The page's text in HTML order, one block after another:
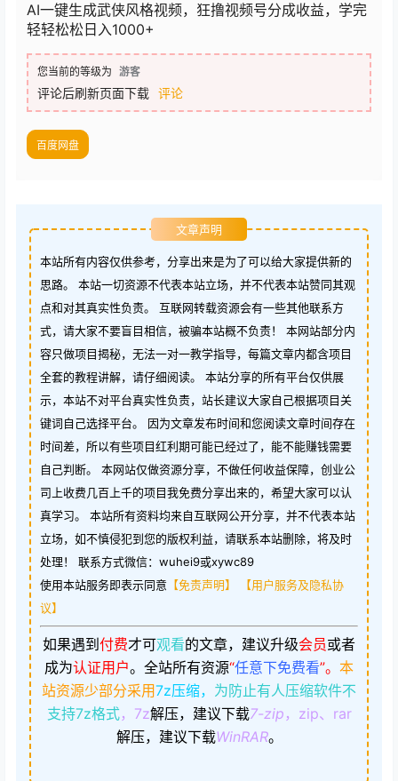
AI一键生成武侠风格视频，狂撸视频号分成收益，学完
轻轻松松日入1000+
您当前的等级为 游客
评论后刷新页面下载 评论
百度网盘
文章声明
本站所有内容仅供参考，分享出来是为了可以给大家提供新的
思路。 本站一切资源不代表本站立场，并不代表本站赞同其观
点和对其真实性负责。 互联网转载资源会有一些其他联系方
式，请大家不要盲目相信，被骗本站概不负责！ 本网站部分内
容只做项目揭秘，无法一对一教学指导，每篇文章内都含项目
全套的教程讲解，请仔细阅读。 本站分享的所有平台仅供展
示，本站不对平台真实性负责，站长建议大家自己根据项目关
键词自己选择平台。 因为文章发布时间和您阅读文章时间存在
时间差，所以有些项目红利期可能已经过了，能不能赚钱需要
自己判断。 本网站仅做资源分享，不做任何收益保障，创业公
司上收费几百上千的项目我免费分享出来的，希望大家可以认
真学习。 本站所有资料均来自互联网公开分享，并不代表本站
立场，如不慎侵犯到您的版权利益，请联系本站删除，将及时
处理！ 联系方式微信：wuhei9或xywc89
使用本站服务即表示同意 【免责声明】
【用户服务及隐私协
议】
如果遇到 付费才可观看的文章，建议升级会员或者
成为认证用户。 全站所有资源“任意下免费看”。 本
站资源少部分采用7z压缩， 为防止有人压缩软件不
支持7z格式，7z解压，建议下载7-zip ，zip、rar
解压，建议下载WinRAR。